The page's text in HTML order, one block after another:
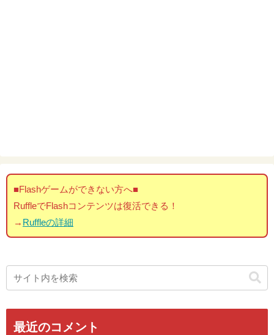
■Flashゲームができない方へ■
RuffleでFlashコンテンツは復活できる！
→ Ruffleの詳細
最近のコメント